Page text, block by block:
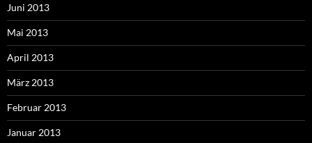
Juni 2013
Mai 2013
April 2013
März 2013
Februar 2013
Januar 2013